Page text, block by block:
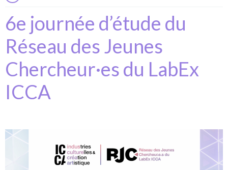
6e journée d’étude du
Réseau des Jeunes
Chercheur·es du LabEx
ICCA